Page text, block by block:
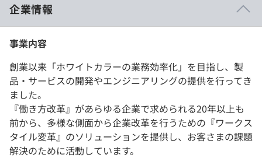
企業情報
事業内容
創業以来「ホワイトカラーの業務効率化」を目指し、製
品・サービスの開発やエンジニアリングの提供を行ってき
ました。
『働き方改革』があらゆる企業で求められる20年以上も
前から、多様な側面から企業改革を行うための『ワークス
タイル変革』のソリューションを提供し、お客さまの課題
解決のために活動しています。